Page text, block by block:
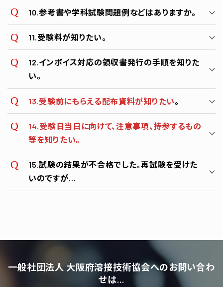
大阪府溶接技術協会（当協会）
溶接技能評価試験の受験を希望される方々
こちら
技能実習生 溶接評価試験（専門級・実技試験）基礎講習
詳細はwebをご覧ください。
詳細はwebをご覧ください。
10.参考書や学科試験問題例などはありますか。
参考書・学科試験問題例
11.受験料が知りたい。
12.インボイス対応の領収書発行の手順を知りた
い。
こちら
13.受験前にもらえる配布資料が知りたい。
申告書
溶接技能評価試験受験の心得（抜粋）
14.受験日当日に向けて、注意事項、持参するもの
等を知りたい。
15.試験の結果が不合格でした。再試験を受けた
いのですが…
一般社団法人 大阪府溶接技術協会へのお問い合わ
せは…